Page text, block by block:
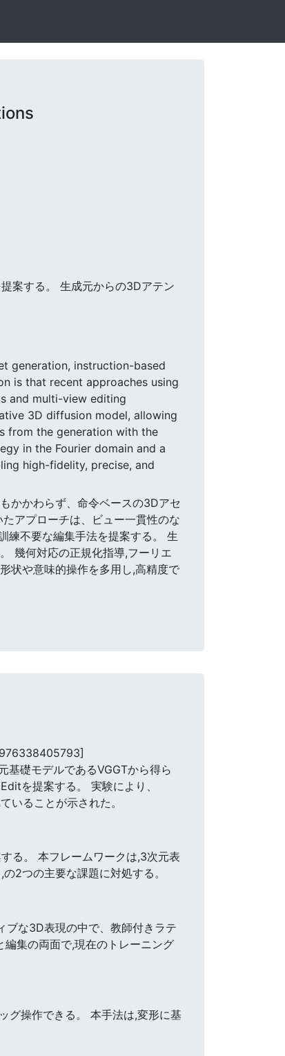
案する。 生成元からの3Dアテン
generation, instruction-based
is that recent approaches using
and multi-view editing
3D diffusion model, allowing
from the generation with the
in the Fourier domain and a
high-fidelity, precise, and
かかわらず、命令ベースの3Dアセ
アプローチは、ビュー一貫性のな
練不要な編集手法を提案する。 生
幾何対応の正規化指導,フーリエ
状や意味的操作を多用し,高精度で
基礎モデルであるVGGTから得ら
を提案する。 実験により、
いることが示された。
る。 本フレームワークは,3次元表
2つの主要な課題に対処する。
ブな3D表現の中で、教師付きラテ
集の両面で,現在のトレーニング
グ操作できる。 本手法は,変形に基